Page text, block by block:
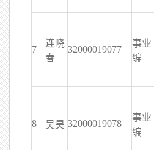
7
连晓
春
32000019077
事业
编
8 吴昊 32000019078
事业
编